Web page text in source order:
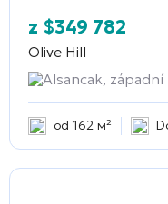
z $349 782
Olive Hill
Alsancak,
od 162 м²